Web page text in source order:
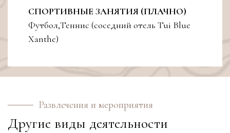
СПОРТИВНЫЕ ЗАНЯТИЯ (ПЛАЧНО)
Футбол,Теннис (соседний отель Tui Blue
Xanthe)
Развлечения и мероприятия
Другие виды деятельности